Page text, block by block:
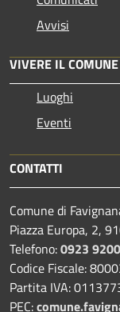
Avvisi
VIVERE IL COMUNE
Luoghi
Eventi
CONTATTI
Comune di
Piazza Europa, 2,
Telefono:0923
Codice Fiscale:
Partita IVA:
PEC: